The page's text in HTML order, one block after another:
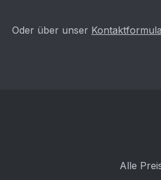
Oder über unser
Alle